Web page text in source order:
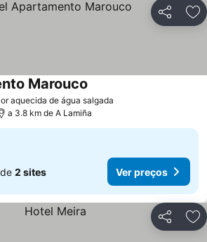
Partilhar
aquecida de água salgada
Marouco
a 3.8 km de A Lamiña
2 sites Ver preços
Partilhar